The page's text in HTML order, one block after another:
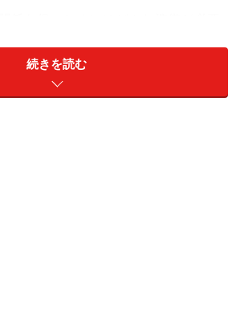
続きを読む